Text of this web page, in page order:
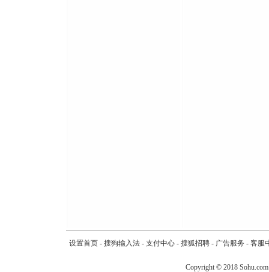
设置首页- 搜狗输入法- 支付中心- 搜狐招聘- 广告服务 - 客服
Copyright © 2018